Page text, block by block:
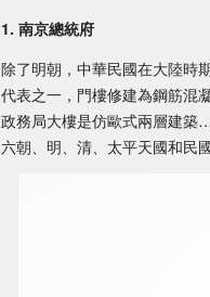
1. 南京總統府
除了明朝，中華民國在大陸時
代表之一，門樓修建為鋼筋混
政務局大樓是仿歐式兩層建築
六朝、明、清、太平天國和民